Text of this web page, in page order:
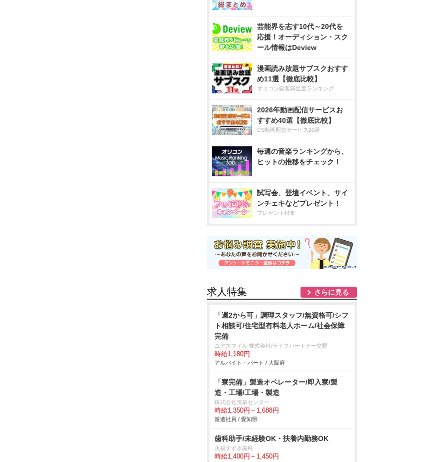
芸能界を志す10代～20代を
応援！オーディション・スク
ール情報はDeview
漫画読み放題サブスクおすす
め11選【徹底比較】
オリコン顧客満足度ランキング
2026年動画配信サービスお
すすめ40選【徹底比較】
CS動画配信サービス20選
毎週の音楽ランキングから、
ヒットの推移をチェック！
試写会、登壇イベント、サイ
ンチェキなどプレゼント！
プレゼント特集
求人特集 さらに見る
「週2から可」調理スタッフ/無資格可/シフ
ト相談可/住宅型有料老人ホーム/社会保障
完備
ユアスマイル 株式会社/ライフパートナー交野
時給1,180円
アルバイト・パート / 大阪府
「寮完備」製造オペレーター/即入寮/製
造・工場/工場・製造
株式会社京栄センター
時給1,350円～1,688円
派遣社員 / 愛知県
歯科助手/未経験OK・扶養内勤務OK
永福すずき歯科
時給1,400円～1,450円